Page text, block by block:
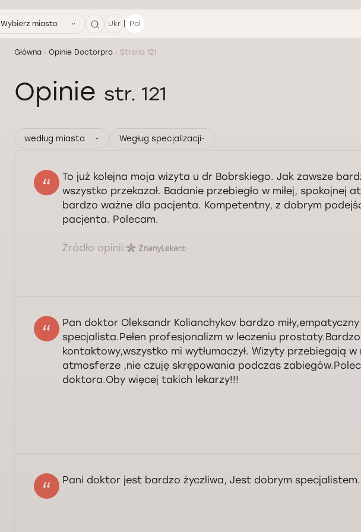
Wybierz miasto Ukr | Pol
Główna Opinie Doctorpro Strona 121
Opinie str. 121
według miasta Wegług specjalizacji
To już kolejna moja wizyta u dr Bobrskiego. Jak zawsze
wszystko przekazał. Badanie przebiegło w miłej, spokojnej
bardzo ważne dla pacjenta. Kompetentny, z dobrym
pacjenta. Polecam.
Źródło opinii:
Pan doktor Oleksandr Kolianchykov bardzo
specjalista.Pełen profesjonalizm w leczeniu prostaty.Bardzo
kontaktowy,wszystko mi wytłumaczył. Wizyty przebiegają w
atmosferze ,nie czuję skrępowania podczas
doktora.Oby więcej takich lekarzy!!!
Pani doktor jest bardzo życzliwa, Jest dobrym specjalistem.